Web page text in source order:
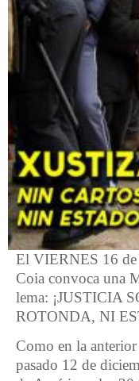
El VIERNES 16 de
Coia convoca una
lema: ¡JUSTICIA
ROTONDA, NI
Como en la
pasado 12 de